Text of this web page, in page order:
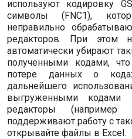
используют кодировку
символы (FNC1),
неправильно
редакторов. При этом
автоматически убирают
полученными кодами,
потере данных о
дальнейшего
выгруженными кодами
редакторы
поддерживают работу с
открывайте файлы в Exсel.